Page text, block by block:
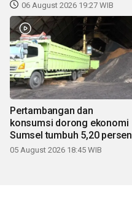
06 August 2026 19:27 WIB
Pertambangan dan
konsumsi dorong ekonomi
Sumsel tumbuh 5,20 persen
05 August 2026 18:45 WIB